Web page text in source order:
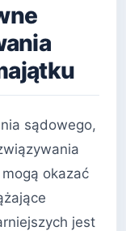
sądowego,
okazać
jest